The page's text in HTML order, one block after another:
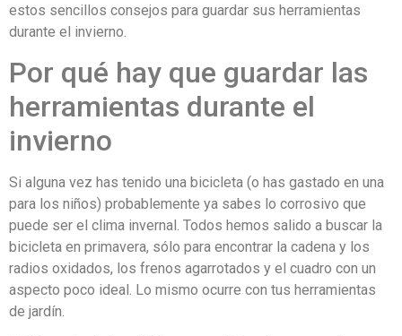
estos sencillos consejos para guardar sus herramientas
durante el invierno.
Por qué hay que guardar las
herramientas durante el
invierno
Si alguna vez has tenido una bicicleta (o has gastado en una
para los niños) probablemente ya sabes lo corrosivo que
puede ser el clima invernal. Todos hemos salido a buscar la
bicicleta en primavera, sólo para encontrar la cadena y los
radios oxidados, los frenos agarrotados y el cuadro con un
aspecto poco ideal. Lo mismo ocurre con tus herramientas
de jardín.